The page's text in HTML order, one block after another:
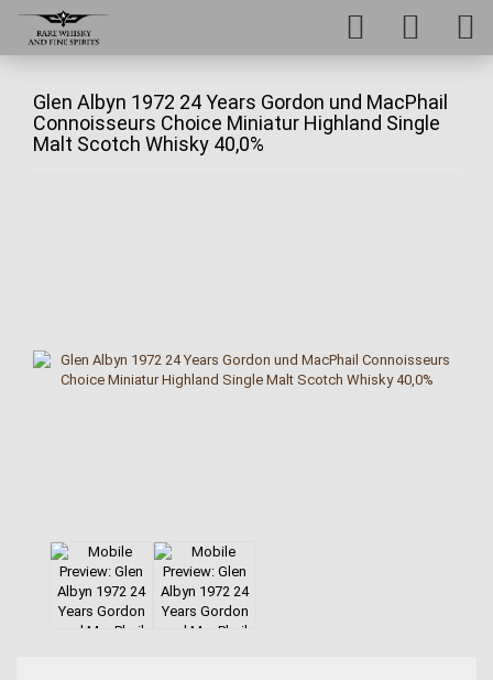
Glen Albyn 1972 24 Years Gordon und MacPhail
Connoisseurs Choice Miniatur Highland Single
Malt Scotch Whisky 40,0%